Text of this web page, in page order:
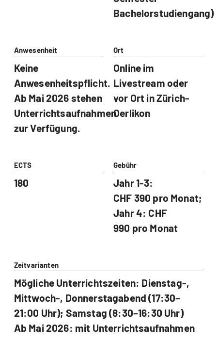
Bachelorstudiengang)
Anwesenheit
Keine
Anwesenheitspflicht.
Ab Mai 2026 stehen
Unterrichtsaufnahmen
zur Verfügung.
Ort
Online im
Livestream oder
vor Ort in Zürich-
Oerlikon
ECTS
180
Gebühr
Jahr 1-3:
CHF 390 pro Monat;
Jahr 4: CHF
990 pro Monat
Zeitvarianten
Mögliche Unterrichtszeiten: Dienstag-,
Mittwoch-, Donnerstagabend (17:30–
21:00 Uhr); Samstag (8:30–16:30 Uhr)
Ab Mai 2026: mit Unterrichtsaufnahmen